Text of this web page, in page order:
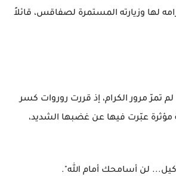
لها وزيارته المستمرة لصفاقس، قائلاً
تمرّ مرور الكرام، إذ قررت روروات كسر
مؤثرة عبّرت فيها عن غضبها الشديد،
لن أسامحك أمام الله".